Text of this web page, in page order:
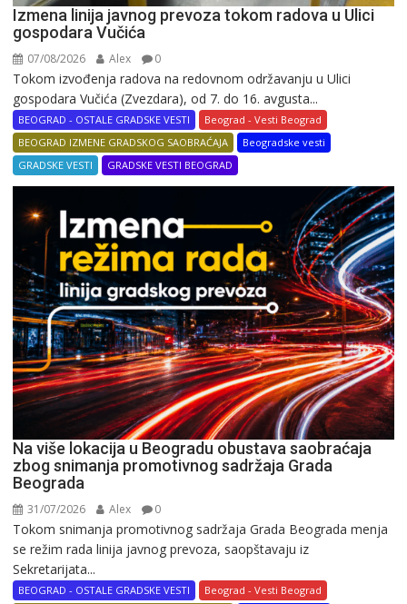
Izmena linija javnog prevoza tokom radova u Ulici
gospodara Vučića
07/08/2026 Alex 0
Tokom izvođenja radova na redovnom održavanju u Ulici
gospodara Vučića (Zvezdara), od 7. do 16. avgusta...
BEOGRAD - OSTALE GRADSKE VESTI
Beograd - Vesti Beograd
BEOGRAD IZMENE GRADSKOG SAOBRAĆAJA
Beogradske vesti
GRADSKE VESTI
GRADSKE VESTI BEOGRAD
Na više lokacija u Beogradu obustava saobraćaja
zbog snimanja promotivnog sadržaja Grada
Beograda
31/07/2026 Alex 0
Tokom snimanja promotivnog sadržaja Grada Beograda menja
se režim rada linija javnog prevoza, saopštavaju iz
Sekretarijata...
BEOGRAD - OSTALE GRADSKE VESTI
Beograd - Vesti Beograd